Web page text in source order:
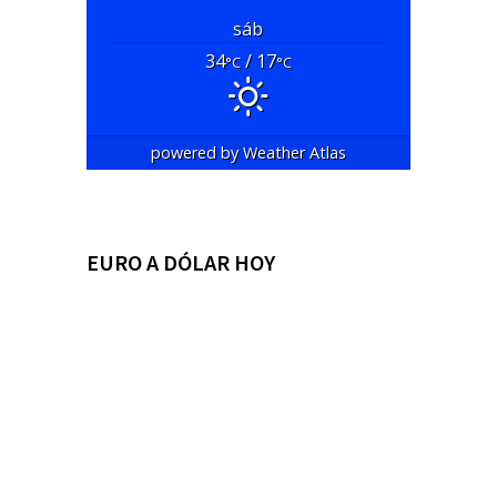
sáb
34°C/ 17°C
powered byWeather Atlas
EURO A DÓLAR HOY